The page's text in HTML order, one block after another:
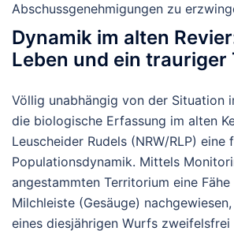
Abschussgenehmigungen zu
Dynamik im alten
Leben und ein trauriger
Völlig unabhängig von der Situation
die biologische Erfassung im alten
Leuscheider Rudels (NRW/RLP)
Populationsdynamik. Mittels
angestammten Territorium eine
Milchleiste (Gesäuge)
eines diesjährigen Wurfs